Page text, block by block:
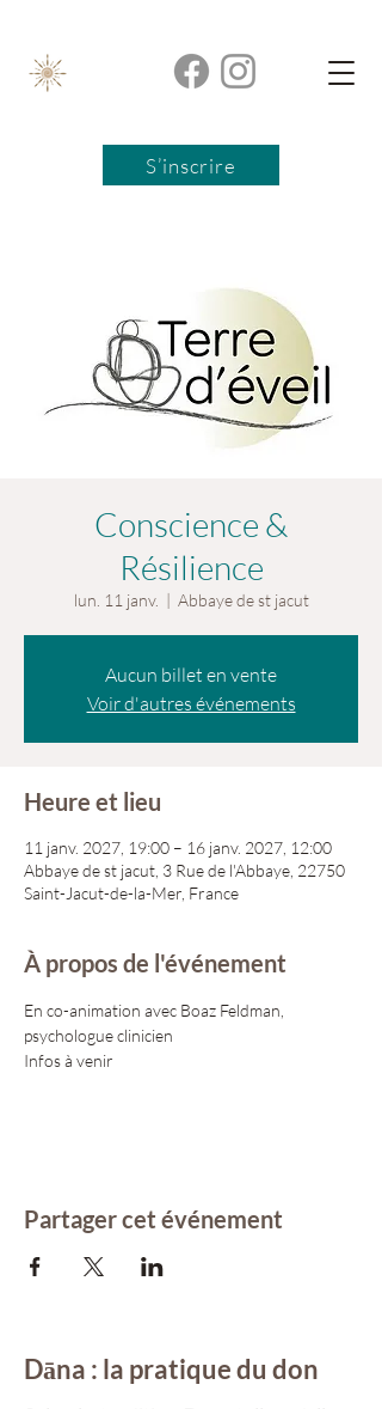
S’inscrire
Conscience &
Résilience
lun. 11 janv.
  |
Abbaye de st jacut
Aucun billet en vente
Voir d'autres événements
Heure et lieu
11 janv. 2027, 19:00 – 16 janv. 2027, 12:00
Abbaye de st jacut, 3 Rue de l'Abbaye, 22750
Saint-Jacut-de-la-Mer, France
À propos de l'événement
En co-animation avec Boaz Feldman,
psychologue clinicien
Infos à venir
Partager cet événement
Dāna : la pratique du don